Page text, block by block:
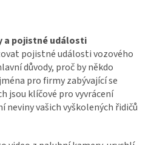
a pojistné události
pojistné události vozového
důvody, proč by někdo
pro firmy zabývající se
jsou klíčové pro vyvrácení
neviny vašich vyškolených řidičů